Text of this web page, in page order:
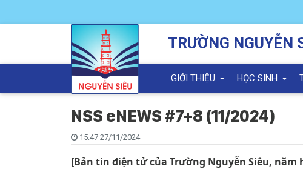
TRƯỜNG NGUYỄN
GIỚI THIỆU HỌC SINH
NSS eNEWS #7+8 (11/2024)
15:47 27/11/2024
[Bản tin điện tử của Trường Nguyễn Siêu, năm